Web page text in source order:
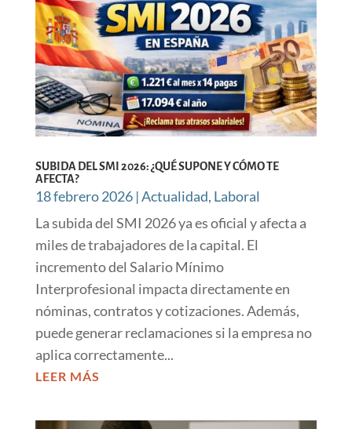
SUBIDA DEL SMI 2026: ¿QUÉ SUPONE Y CÓMO TE
AFECTA?
18 febrero 2026|Actualidad, Laboral
La subida del SMI 2026 ya es oficial y afecta a
miles de trabajadores de la capital. El
incremento del Salario Mínimo
Interprofesional impacta directamente en
nóminas, contratos y cotizaciones. Además,
puede generar reclamaciones si la empresa no
aplica correctamente...
LEER MÁS